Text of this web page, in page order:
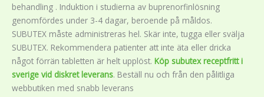
behandling . Induktion i studierna av buprenorfinlösning
genomfördes under 3-4 dagar, beroende på måldos.
SUBUTEX måste administreras hel. Skär inte, tugga eller svälja
SUBUTEX. Rekommendera patienter att inte äta eller dricka
något förrän tabletten är helt upplöst. Köp subutex receptfritt i
sverige vid diskret leverans. Beställ nu och från den pålitliga
webbutiken med snabb leverans